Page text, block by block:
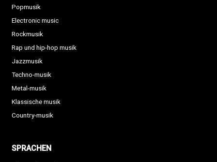
Popmusik
Electronic music
Rockmusik
Rap und hip-hop musik
Jazzmusik
Techno-musik
Metal-musik
Klassische musik
Country-musik
SPRACHEN